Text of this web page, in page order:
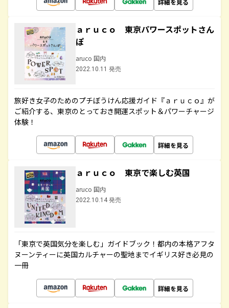
ａｒｕｃｏ 東京パワースポットさん
ぽ
aruco 国内
2022.10.11 発売
旅好き女子のためのプチぼうけん応援ガイド『ａｒｕｃｏ』が
ご紹介する、東京のとっておき開運スポット＆パワーチャージ
体験！
詳細を見る
ａｒｕｃｏ 東京で楽しむ英国
aruco 国内
2022.10.14 発売
「東京で英国気分を楽しむ」ガイドブック！都内の本格アフタ
ヌーンティーに英国カルチャーの聖地までイギリス好き必見の
一冊
詳細を見る